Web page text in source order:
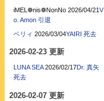
iMEL❁nis❁NonNo 2026/04/21 V
o. Amon 引退
ベリィ 2026/03/04YAIRI 死去
2026-02-23 更新
LUNA SEA 2026/02/17Dr. 真矢
死去
2026-02-07 更新